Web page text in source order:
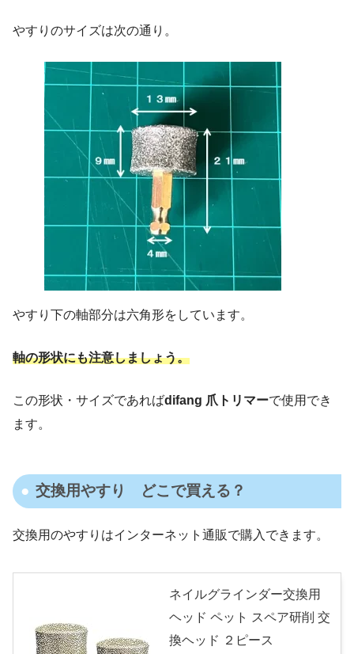
やすりのサイズは次の通り。
やすり下の軸部分は六角形をしています。
軸の形状にも注意しましょう。
この形状・サイズであればdifang 爪トリマーで使用でき
ます。
交換用やすり どこで買える？
交換用のやすりはインターネット通販で購入できます。
ネイルグラインダー交換用
ヘッド ペット スペア研削 交
換ヘッド ２ピース